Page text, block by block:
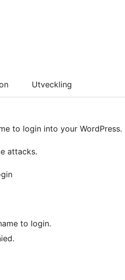
Utveckling
to login into your WordPress.
attacks.
to login.